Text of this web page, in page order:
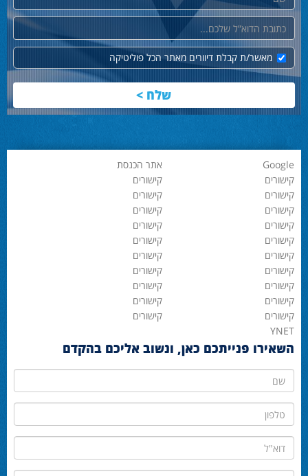
דוא"ל
מאשר/ת קבלת דיוורים מאתר הכל פוליטיקה
Google אתר הכנסת
YNET
קישורים קישורים
קישורים קישורים
קישורים קישורים
קישורים קישורים
קישורים קישורים
קישורים קישורים
קישורים קישורים
קישורים קישורים
קישורים קישורים
קישורים קישורים
השאירו פנייתכם כאן, ונשוב אליכם בהקדם
שם
טלפון
דוא"ל